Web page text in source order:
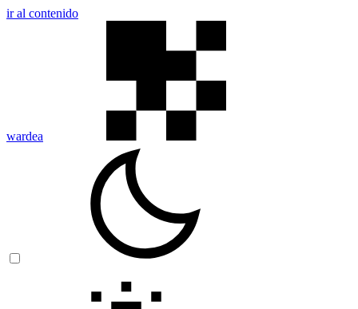
ir al contenido
wardea